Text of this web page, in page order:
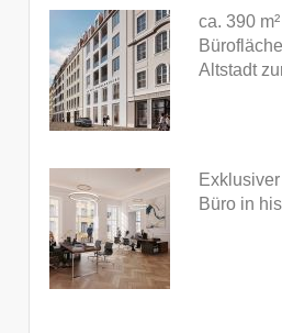
ca. 390
Altstadt
Büro in